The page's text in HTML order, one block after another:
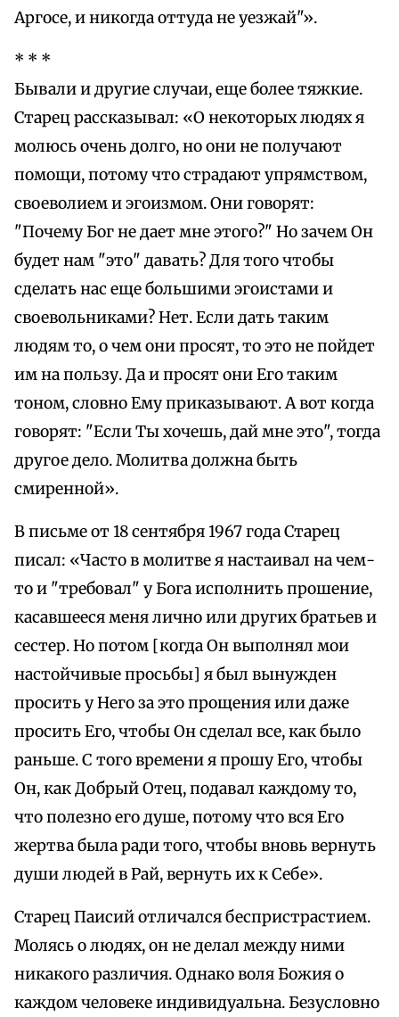
Аргосе, и никогда оттуда не уезжай"».
* * *
Бывали и другие случаи, еще более тяжкие.
Старец рассказывал: «О некоторых людях я
молюсь очень долго, но они не получают
помощи, потому что страдают упрямством,
своеволием и эгоизмом. Они говорят:
"Почему Бог не дает мне этого?" Но зачем Он
будет нам "это" давать? Для того чтобы
сделать нас еще большими эгоистами и
своевольниками? Нет. Если дать таким
людям то, о чем они просят, то это не пойдет
им на пользу. Да и просят они Его таким
тоном, словно Ему приказывают. А вот когда
говорят: "Если Ты хочешь, дай мне это", тогда
другое дело. Молитва должна быть
смиренной».
В письме от 18 сентября 1967 года Старец
писал: «Часто в молитве я настаивал на чем-
то и "требовал" у Бога исполнить прошение,
касавшееся меня лично или других братьев и
сестер. Но потом [когда Он выполнял мои
настойчивые просьбы] я был вынужден
просить у Него за это прощения или даже
просить Его, чтобы Он сделал все, как было
раньше. С того времени я прошу Его, чтобы
Он, как Добрый Отец, подавал каждому то,
что полезно его душе, потому что вся Его
жертва была ради того, чтобы вновь вернуть
души людей в Рай, вернуть их к Себе».
Старец Паисий отличался беспристрастием.
Молясь о людях, он не делал между ними
никакого различия. Однако воля Божия о
каждом человеке индивидуальна. Безусловно